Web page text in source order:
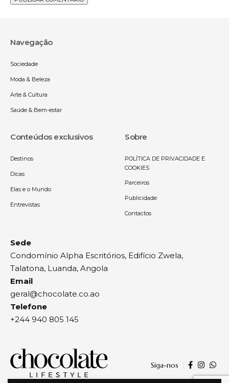
Navegação
Sociedade
Moda & Beleza
Arte & Cultura
Saúde & Bem-estar
Conteúdos exclusivos
Destinos
Dicas
Elas e o Mundo
Entrevistas
Sobre
POLÍTICA DE PRIVACIDADE E
COOKIES
Parceiros
Publicidade
Contactos
Sede
Condomínio Alpha Escritórios, Edifício Zwela,
Talatona, Luanda, Angola
Email
geral@chocolate.co.ao
Telefone
+244 940 805 145
Siga-nos